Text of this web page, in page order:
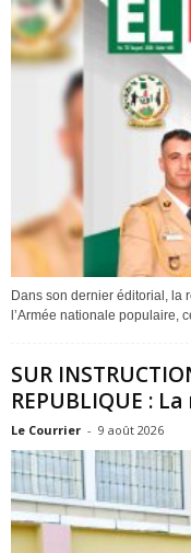
Dans son dernier éditorial, la
l’Armée nationale populaire,
SUR
REPUBLIQUE :
Le Courrier - 9 août 2026